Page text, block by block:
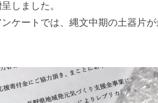
しました。
ンケートでは、縄文中期の土器片